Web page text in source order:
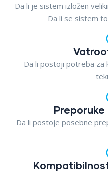
Da li je sistem izložen
Da li se sistem
Da li postoji potreba za
Da li postoje posebne